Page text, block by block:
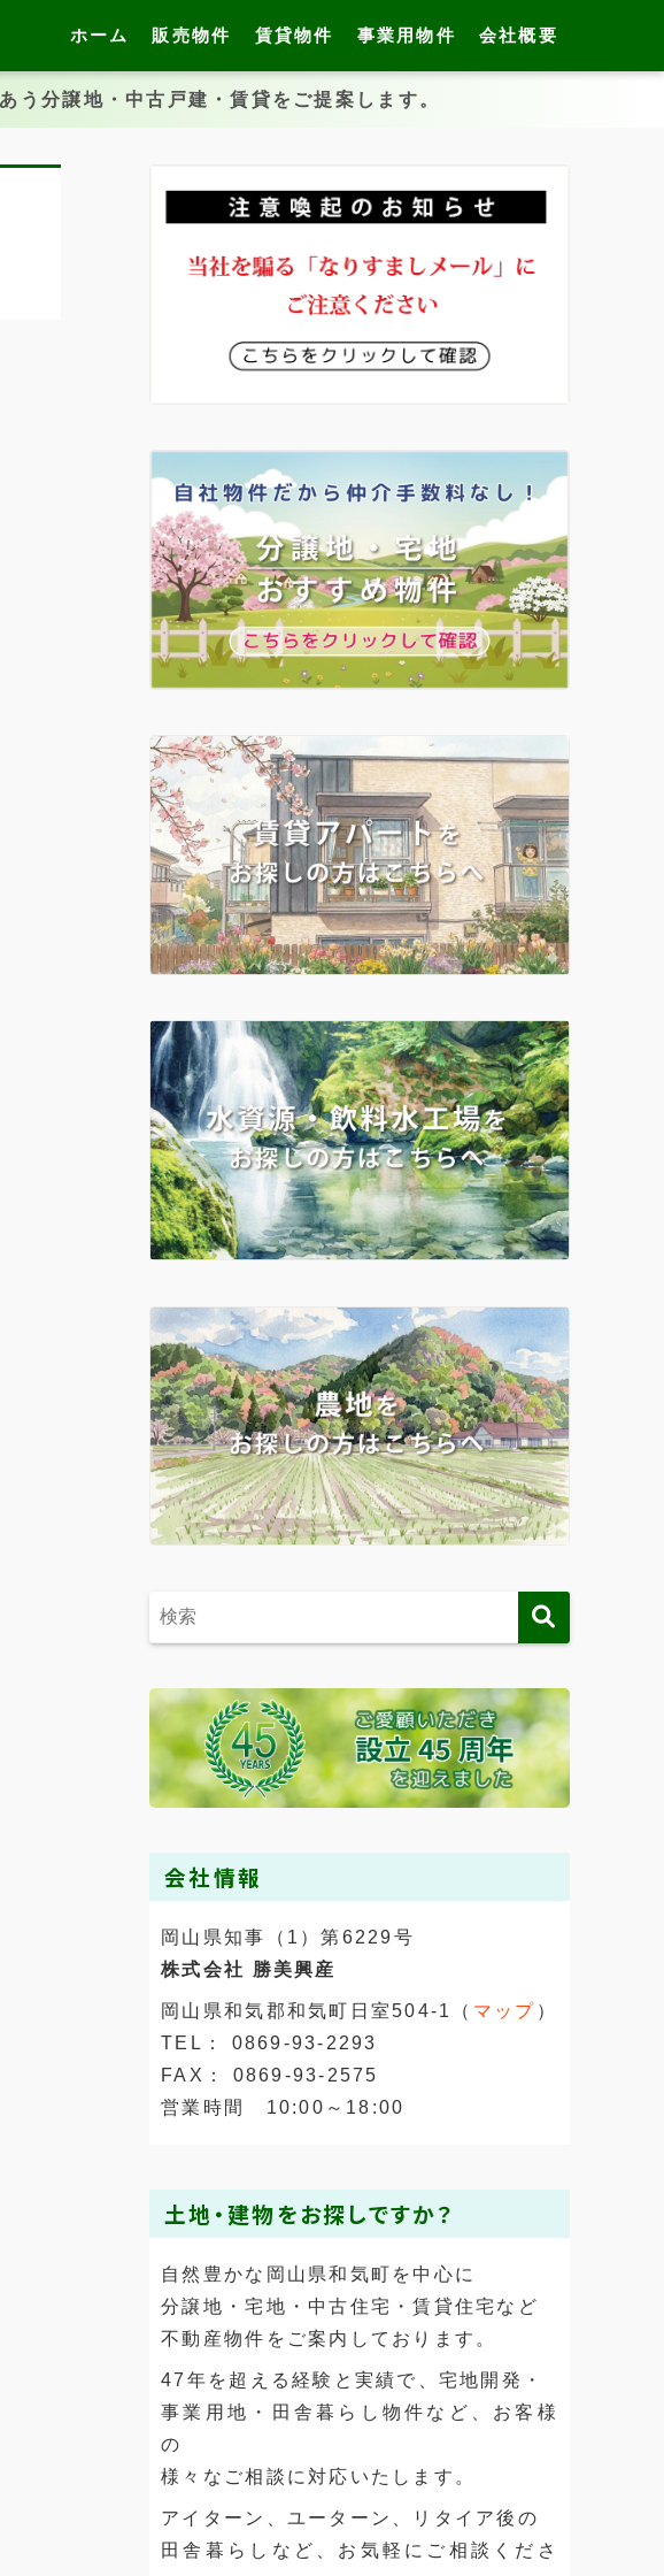
ホーム 販売物件 賃貸物件 事業用物件 会社概要
う分譲地・中古戸建・賃貸をご提案します。
会社情報
岡山県知事（1）第6229号
株式会社 勝美興産
岡山県和気郡和気町日室504-1（ マップ ）
TEL： 0869-93-2293
FAX： 0869-93-2575
営業時間 10:00～18:00
土地・建物をお探しですか？
自然豊かな岡山県和気町を中心に
分譲地・宅地・中古住宅・賃貸住宅など
不動産物件をご案内しております。
47年を超える経験と実績で、宅地開発・
事業用地・田舎暮らし物件など、お客様
の
様々なご相談に対応いたします。
アイターン、ユーターン、リタイア後の
田舎暮らしなど、お気軽にご相談くださ